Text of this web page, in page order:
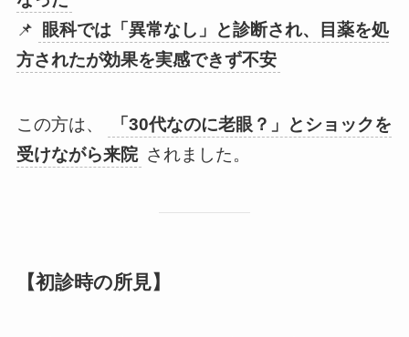
📌
眼科では「異常なし」と診断され、目薬を処
方されたが効果を実感できず不安
この方は、
「30代なのに老眼？」とショックを
受けながら来院 されました。
【初診時の所見】